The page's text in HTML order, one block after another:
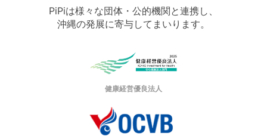
PiPiは様々な団体・公的機関と連携し、
沖縄の発展に寄与してまいります。
健康経営優良法人